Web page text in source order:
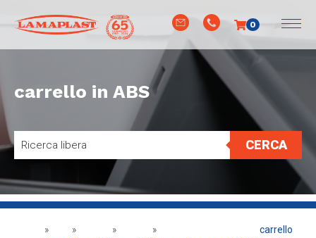
0
carrello in ABS
CERCA
»
»
»
»
carrello